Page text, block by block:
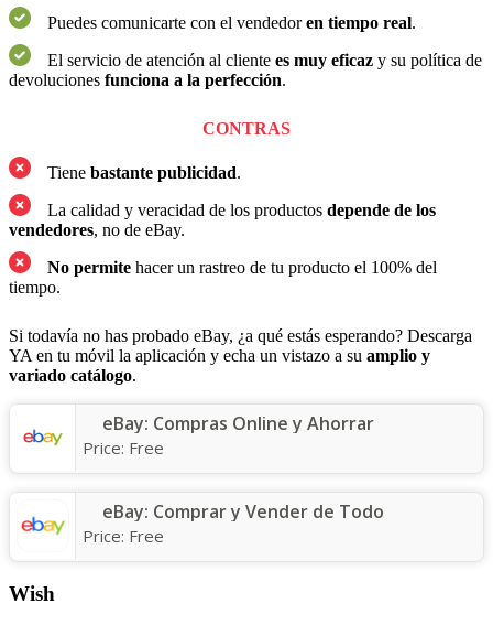
Puedes comunicarte con el vendedoren tiempo real.
El servicio de atención al cliente es muy eficaz y su política de
devoluciones funciona a la perfección.
CONTRAS
Tiene bastante publicidad.
La calidad y veracidad de los productos depende de los
vendedores, no de eBay.
No permite hacer un rastreo de tu producto el 100% del
tiempo.
Si todavía no has probado eBay, ¿a qué estás esperando? Descarga
YA en tu móvil la aplicación y echa un vistazo a su amplio y
variado catálogo.
eBay: Compras Online y Ahorrar
Price: Free
eBay: Comprar y Vender de Todo
Price: Free
Wish